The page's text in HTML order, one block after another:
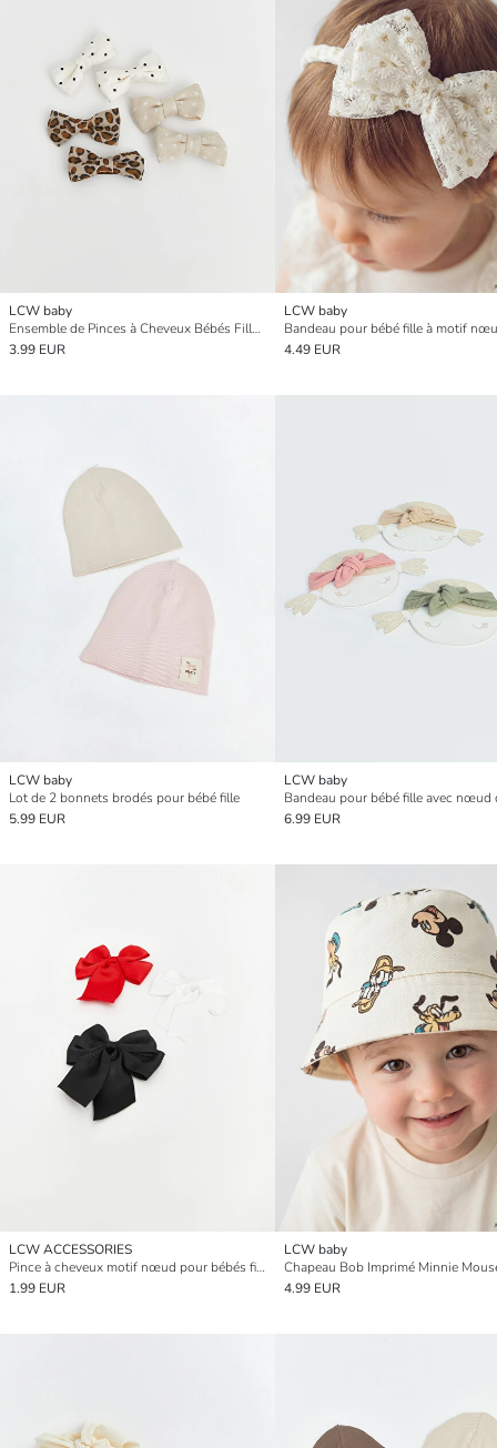
LCW baby
Ensemble de Pinces à Cheveux Bébés Filles 6 Pièces
3.99 EUR
LCW baby
Bandeau pour bébé fille à motif
4.49 EUR
LCW baby
Lot de 2 bonnets brodés pour bébé fille
5.99 EUR
LCW baby
6.99 EUR
LCW ACCESSORIES
Pince à cheveux motif nœud pour bébés filles, lot de 3 pièces
1.99 EUR
LCW baby
4.99 EUR